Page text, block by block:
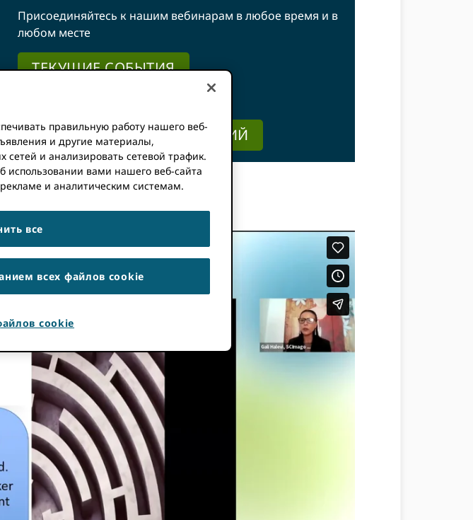
Присоединяйтесь к нашим вебинарам в любое время и в
любом месте
ТЕКУЩИЕ СОБЫТИЯ
РЕСУРСЫ ДЛЯ МЕРОПРИЯТИЙ
правильную работу нашего веб-
и другие материалы,
сетей и анализировать сетевой трафик.
вами нашего веб-сайта
и аналитическим системам.
все
всех файлов cookie
cookie